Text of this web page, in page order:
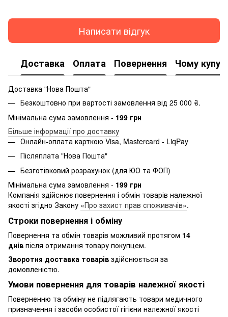
Написати відгук
Доставка Оплата Повернення Чому
Доставка "Нова Пошта"
Безкоштовно при вартості замовлення від 25 000 ₴.
Мінімальна сума замовлення - 199 грн
Більше інформації про доставку
Онлайн-оплата карткою Visa, Mastercard - LiqPay
Післяплата "Нова Пошта"
Безготівковий розрахунок (для ЮО та ФОП)
Мінімальна сума замовлення - 199 грн
Компанія здійснює повернення і обмін товарів належної
якості згідно Закону «Про захист прав споживачів».
Строки повернення і обміну
Повернення та обмін товарів можливий протягом 14
днів після отримання товару покупцем.
Зворотня доставка товарів здійснюється за
домовленістю.
Умови повернення для товарів належної якості
Поверненню та обміну не підлягають товари медичного
призначення і засоби особистої гігієни належної якості